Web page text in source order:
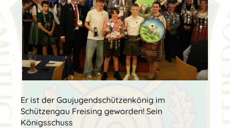
Er ist der Gaujugendschützenkönig im
Schützengau Freising geworden! Sein
Königsschuss